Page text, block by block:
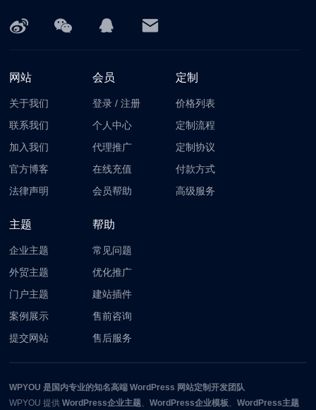
网站
关于我们
联系我们
加入我们
官方博客
法律声明
会员
登录 /注册
个人中心
代理推广
在线充值
会员帮助
定制
价格列表
定制流程
定制协议
付款方式
高级服务
主题
企业主题
外贸主题
门户主题
案例展示
提交网站
帮助
常见问题
优化推广
建站插件
售前咨询
售后服务
WPYOU 是国内专业的知名高端 WordPress 网站定制开发团队
WPYOU 提供WordPress企业主题 、WordPress企业模板 、WordPress主题